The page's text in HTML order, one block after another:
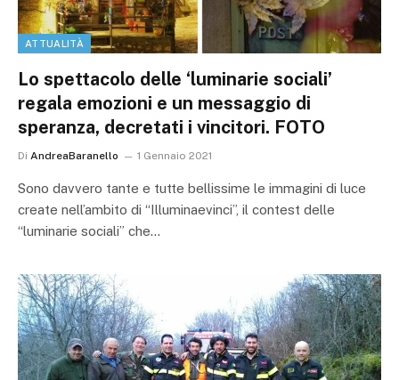
ATTUALITÀ
Lo spettacolo delle ‘luminarie sociali’
regala emozioni e un messaggio di
speranza, decretati i vincitori. FOTO
Di AndreaBaranello 1 Gennaio 2021
Sono davvero tante e tutte bellissime le immagini di luce
create nell’ambito di “Illuminaevinci”, il contest delle
“luminarie sociali” che…